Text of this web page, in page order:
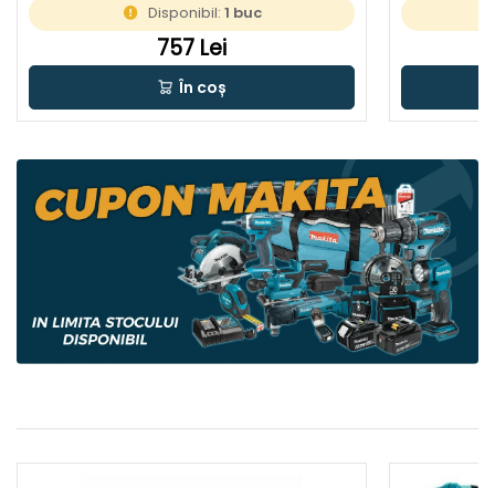
Disponibil: 1 buc
757 Lei
În coș